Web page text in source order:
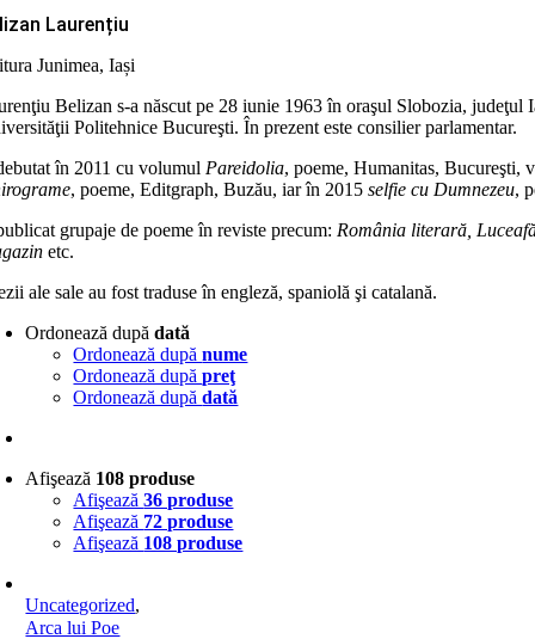
Laurențiu
Junimea, Iași
Belizan s-a născut pe 28 iunie 1963 în oraşul Slobozia,
Politehnice Bucureşti. În prezent este consilier parlamentar.
în 2011 cu volumul Pareidolia, poeme, Humanitas,
, poeme, Editgraph, Buzău, iar în 2015selfie cu Dumnezeu,
grupaje de poeme în reviste precum: România literară,
etc.
ale sale au fost traduse în engleză, spaniolă şi catalană.
Ordonează dupădată
Ordonează dupănume
Ordonează dupăpreţ
Ordonează dupădată
Afişează 108 produse
Afişează36 produse
Afişează 72 produse
Afişează 108 produse
Uncategorized,
Arca lui Poe